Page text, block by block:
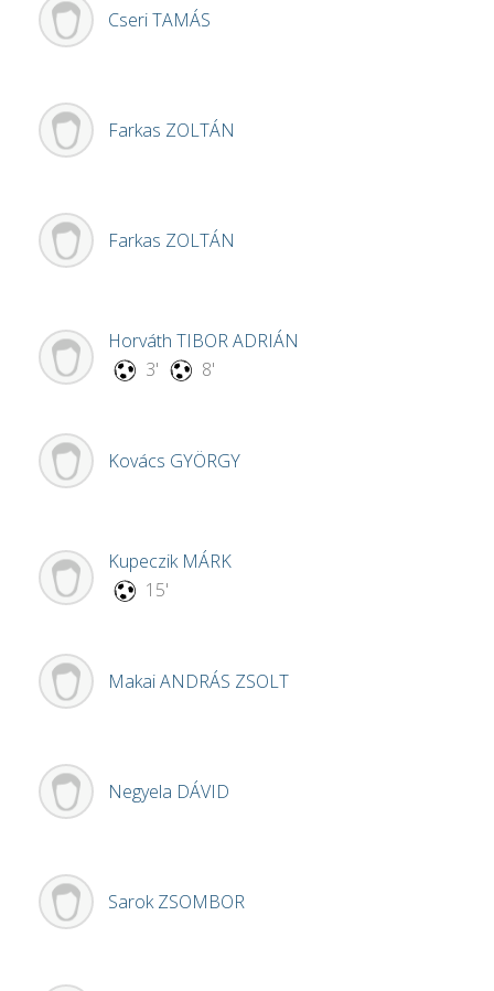
CseriTAMÁS
Farkas ZOLTÁN
Farkas ZOLTÁN
Horváth TIBOR ADRIÁN
3'
8'
Kovács GYÖRGY
Kupeczik MÁRK
15'
MakaiANDRÁS ZSOLT
Negyela DÁVID
SarokZSOMBOR